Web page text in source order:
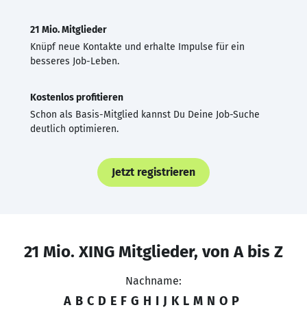
21 Mio. Mitglieder
Knüpf neue Kontakte und erhalte Impulse für ein
besseres Job-Leben.
Kostenlos profitieren
Schon als Basis-Mitglied kannst Du Deine Job-Suche
deutlich optimieren.
Jetzt registrieren
21 Mio. XING Mitglieder, von A bis Z
Nachname:
A B C D E F G H I J K L M N O P